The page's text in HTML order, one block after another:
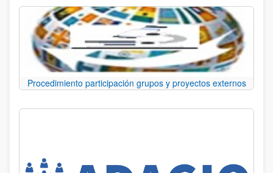
Procedimiento participación grupos y proyectos externos